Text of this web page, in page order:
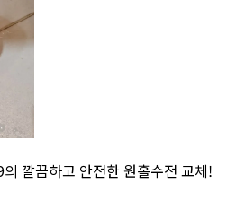
깔끔하고 안전한 원홀수전 교체!